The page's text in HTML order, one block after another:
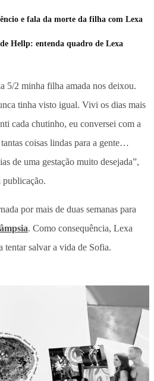
e fala da morte da filha com Lexa
Hellp: entenda quadro de Lexa
5/2 minha filha amada nos deixou.
tinha visto igual. Vivi os dias mais
cada chutinho, eu conversei com a
coisas lindas para a gente…
de uma gestação muito desejada”,
publicação.
por mais de duas semanas para
. Como consequência, Lexa
tentar salvar a vida de Sofia.